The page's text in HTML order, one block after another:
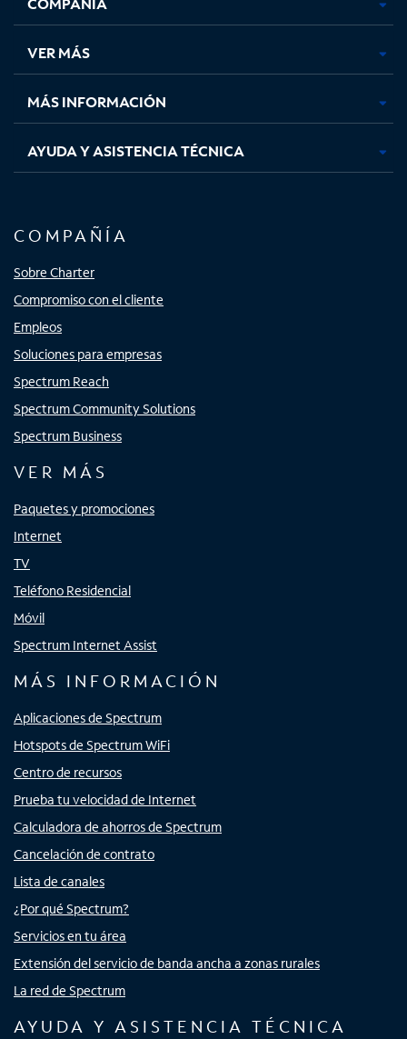
en
pestaña
nueva
en
pestaña
nueva
en
pestaña
nueva
en
nueva
VER MÁS
MÁS INFORMACIÓN
AYUDA Y ASISTENCIA TÉCNICA
COMPAÑÍA
Sobre Charter
Compromiso con el cliente
Empleos
Soluciones para empresas
Spectrum Reach
Spectrum Community Solutions
Spectrum Business
VER MÁS
Paquetes y promociones
Internet
TV
Teléfono Residencial
Móvil
Spectrum Internet Assist
MÁS INFORMACIÓN
Aplicaciones de Spectrum
Hotspots de Spectrum WiFi
Centro de recursos
Prueba tu velocidad de Internet
Calculadora de ahorros de Spectrum
Cancelación de contrato
Lista de canales
¿Por qué Spectrum?
Servicios en tu área
Extensión del servicio de banda ancha a zonas rurales
La red de Spectrum
AYUDA Y ASISTENCIA TÉCNICA